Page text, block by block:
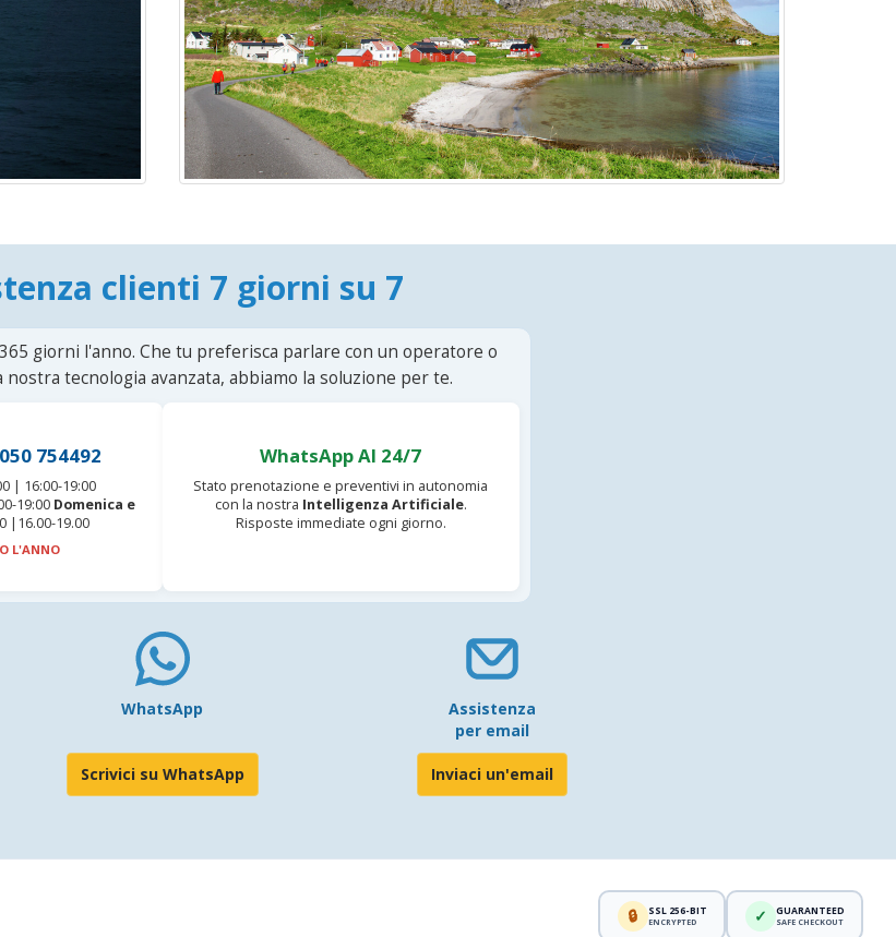
clienti 7 giorni su 7
giorni l'anno. Che tu preferisca parlare con un operatore o
tecnologia avanzata, abbiamo la soluzione per te.
754492
| 16:00-19:00
19:00 Domenica e
|16.00-19.00
L'ANNO
WhatsApp AI 24/7
Stato prenotazione e preventivi in autonomia
con la nostra Intelligenza Artificiale.
Risposte immediate ogni giorno.
WhatsApp
Scrivici su WhatsApp
Assistenza
per email
Inviaci un'email
🔒 SSL 256-BIT
ENCRYPTED ✓ GUARANTEED
SAFE CHECKOUT